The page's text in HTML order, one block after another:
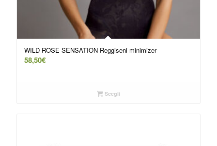
WILD ROSE SENSATION Reggiseni minimizer
58,50€
Scegli